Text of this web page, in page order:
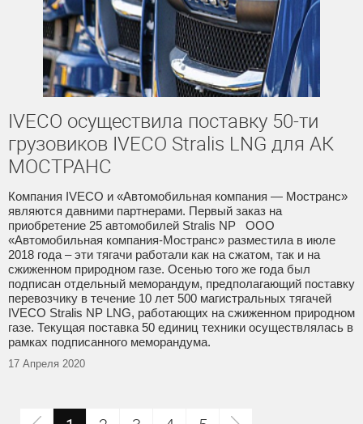
IVECO осуществила поставку 50-ти
грузовиков IVECO Stralis LNG для АК
МОСТРАНС
Компания IVECO и «Автомобильная компания — Мостранс»
являются давними партнерами. Первый заказ на
приобретение 25 автомобилей Stralis NP ООО
«Автомобильная компания-Мостранс» разместила в июле
2018 года – эти тягачи работали как на сжатом, так и на
сжиженном природном газе. Осенью того же года был
подписан отдельный меморандум, предполагающий поставку
перевозчику в течение 10 лет 500 магистральных тягачей
IVECO Stralis NP LNG, работающих на сжиженном природном
газе. Текущая поставка 50 единиц техники осуществлялась в
рамках подписанного меморандума.
17 Апреля 2020